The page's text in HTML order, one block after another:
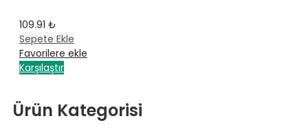
109.91 ₺
Sepete Ekle
Favorilere ekle
Karşılaştır
Ürün Kategorisi